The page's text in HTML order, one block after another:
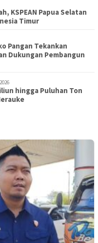
KSPEAN Papua Selatan
Timur
Pangan Tekankan
Dukungan Pembangun
hingga Puluhan Ton